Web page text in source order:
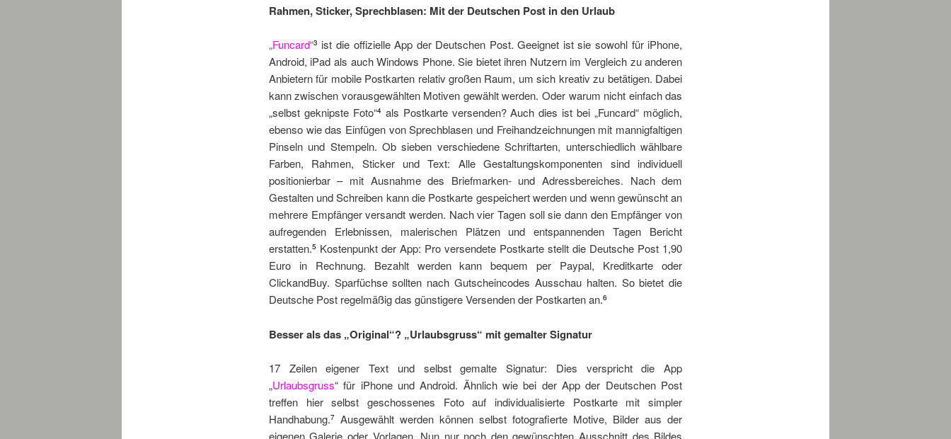
Rahmen, Sticker, Sprechblasen: Mit der Deutschen Post in den Urlaub
„Funcard“3 ist die offizielle App der Deutschen Post. Geeignet ist sie sowohl für iPhone,
Android, iPad als auch Windows Phone. Sie bietet ihren Nutzern im Vergleich zu anderen
Anbietern für mobile Postkarten relativ großen Raum, um sich kreativ zu betätigen. Dabei
kann zwischen vorausgewählten Motiven gewählt werden. Oder warum nicht einfach das
„selbst geknipste Foto“4als Postkarte versenden? Auch dies ist bei „Funcard“ möglich,
ebenso wie das Einfügen von Sprechblasen und Freihandzeichnungen mit mannigfaltigen
Pinseln und Stempeln. Ob sieben verschiedene Schriftarten, unterschiedlich wählbare
Farben, Rahmen, Sticker und Text: Alle Gestaltungskomponenten sind individuell
positionierbar – mit Ausnahme des Briefmarken- und Adressbereiches. Nach dem
Gestalten und Schreiben kann die Postkarte gespeichert werden und wenn gewünscht an
mehrere Empfänger versandt werden. Nach vier Tagen soll sie dann den Empfänger von
aufregenden Erlebnissen, malerischen Plätzen und entspannenden Tagen Bericht
erstatten.5 Kostenpunkt der App: Pro versendete Postkarte stellt die Deutsche Post 1,90
Euro in Rechnung. Bezahlt werden kann bequem per Paypal, Kreditkarte oder
ClickandBuy. Sparfüchse sollten nach Gutscheincodes Ausschau halten. So bietet die
Deutsche Post regelmäßig das günstigere Versenden der Postkarten an.6
Besser als das „Original“? „Urlaubsgruss“ mit gemalter Signatur
17 Zeilen eigener Text und selbst gemalte Signatur: Dies verspricht die App
„Urlaubsgruss“ für iPhone und Android. Ähnlich wie bei der App der Deutschen Post
treffen hier selbst geschossenes Foto auf individualisierte Postkarte mit simpler
Handhabung.7 Ausgewählt werden können selbst fotografierte Motive, Bilder aus der
eigenen Galerie oder Vorlagen. Nun nur noch den gewünschten Ausschnitt des Bildes